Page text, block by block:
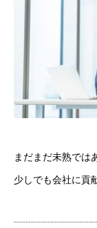
まだまだ未熟では
少しでも会社に貢